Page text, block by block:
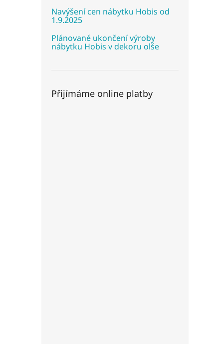
Navýšení cen nábytku Hobis od
1.9.2025
Plánované ukončení výroby
nábytku Hobis v dekoru olše
Přijímáme online platby